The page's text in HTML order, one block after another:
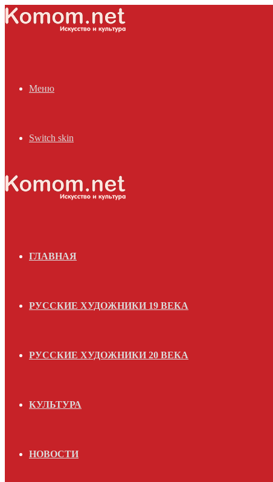
Меню
Switch skin
ГЛАВНАЯ
РУССКИЕ ХУДОЖНИКИ 19 ВЕКА
РУССКИЕ ХУДОЖНИКИ 20 ВЕКА
КУЛЬТУРА
НОВОСТИ